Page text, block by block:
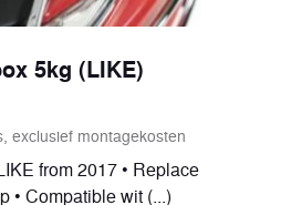
5kg (LIKE)
exclusief montagekosten
from 2017 • Replace
• Compatible wit (...)